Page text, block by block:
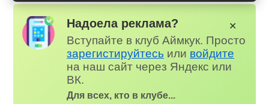
Надоела реклама?
Вступайте в клуб Аймкук. Просто
зарегистируйтесь или войдите
на наш сайт через Яндекс или
ВК.
Для всех, кто в клубе...
✕